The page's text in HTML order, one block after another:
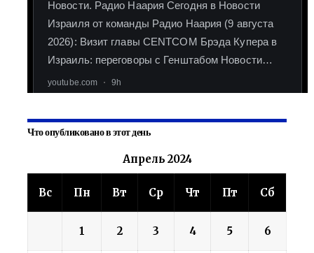
Что опубликовано в этот день
Апрель 2024
Вс Пн Вт Ср Чт Пт Сб
1 2 3 4 5 6